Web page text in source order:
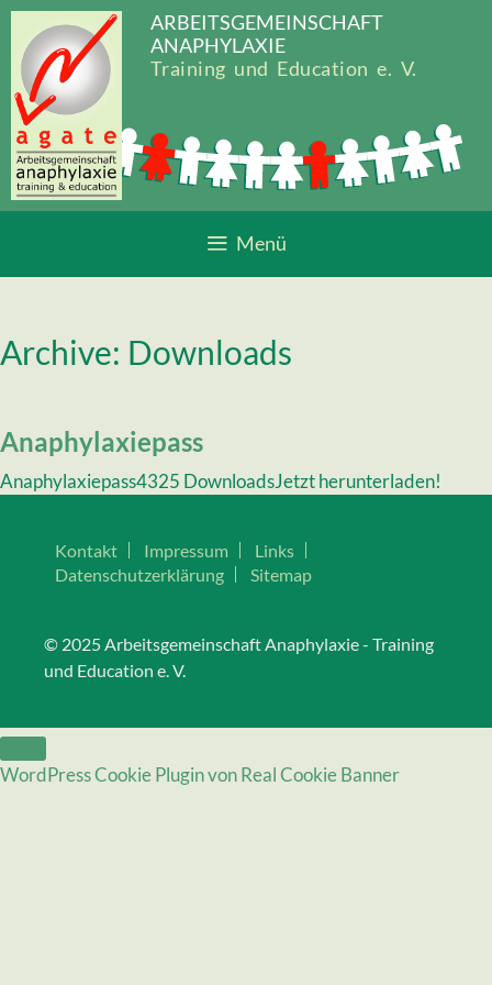
Zum
Inhalt
springen
ARBEITSGEMEINSCHAFT
ANAPHYLAXIE
Training und Education e. V.
Menü
Archive: Downloads
Anaphylaxiepass
Anaphylaxiepass4325 DownloadsJetzt herunterladen!
Kontakt Impressum
Links
Datenschutz­erklärung
Sitemap
© 2025 Arbeitsgemeinschaft Anaphylaxie - Training
und Education e. V.
Schließen
WordPress Cookie Plugin von Real Cookie Banner